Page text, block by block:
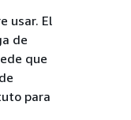
usar. El
de
que
para